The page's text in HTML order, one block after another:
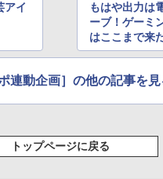
アイ
もはや出力は
ーブ！ゲーミ
はここまで来
「MEG
nit診断室】
連動企画］の他の記事を見
トップページに戻る